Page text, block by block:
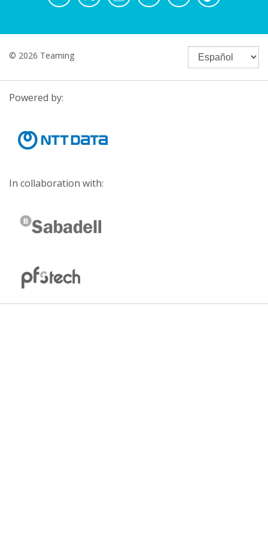
© 2026 Teaming
Powered by:
In collaboration with: